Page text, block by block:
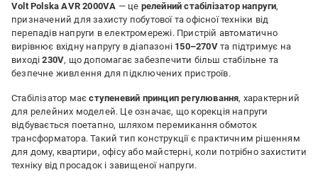
Volt Polska AVR 2000VA — це релейний стабілізатор напруги,
призначений для захисту побутової та офісної техніки від
перепадів напруги в електромережі. Пристрій автоматично
вирівнює вхідну напругу в діапазоні 150–270Vта підтримує на
виході230V, що допомагає забезпечити більш стабільне та
безпечне живлення для підключених пристроїв.
Стабілізатор маєступеневий принцип регулювання, характерний
для релейних моделей. Це означає, що корекція напруги
відбувається поетапно, шляхом перемикання обмоток
трансформатора. Такий тип конструкції є практичним рішенням
для дому, квартири, офісу або майстерні, коли потрібно захистити
техніку від просадок і завищеної напруги.